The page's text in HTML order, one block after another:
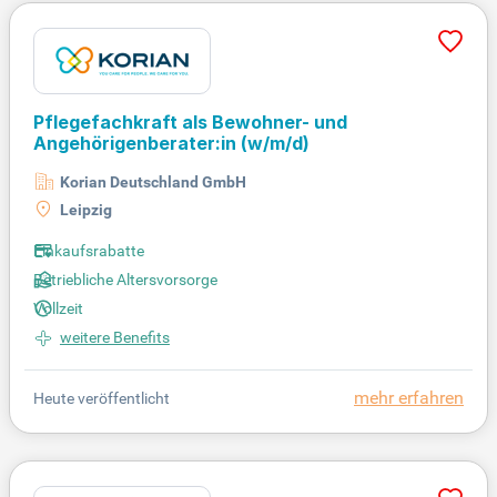
Pflegefachkraft als Bewohner- und
Angehörigenberater:in (w/m/d)
Korian Deutschland GmbH
Leipzig
Einkaufsrabatte
Betriebliche Altersvorsorge
Vollzeit
weitere Benefits
mehr erfahren
Heute veröffentlicht